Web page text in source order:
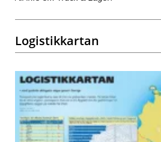
Logistikkartan